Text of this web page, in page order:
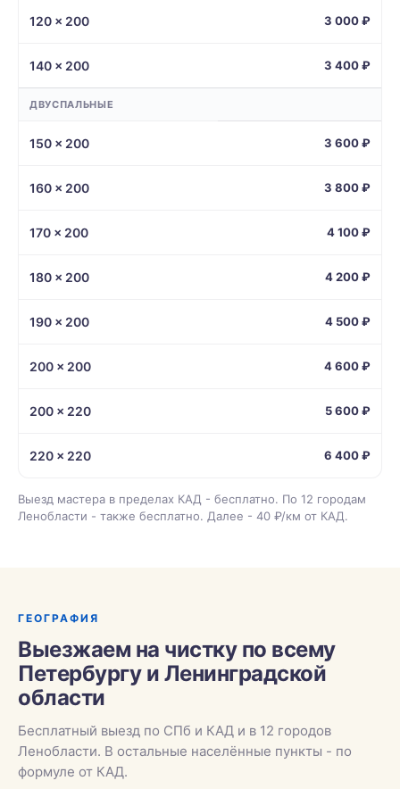
120 × 200 3 000 ₽
140 × 200 3 400 ₽
ДВУСПАЛЬНЫЕ
150 × 200 3 600 ₽
160 × 200 3 800 ₽
170 × 200 4 100 ₽
180 × 200 4 200 ₽
190 × 200 4 500 ₽
200 × 200 4 600 ₽
200 × 220 5 600 ₽
220 × 220 6 400 ₽
Выезд мастера в пределах КАД - бесплатно. По 12 городам
Ленобласти - также бесплатно. Далее - 40 ₽/км от КАД.
ГЕОГРАФИЯ
Выезжаем на чистку по всему
Петербургу и Ленинградской
области
Бесплатный выезд по СПб и КАД и в 12 городов
Ленобласти. В остальные населённые пункты - по
формуле от КАД.